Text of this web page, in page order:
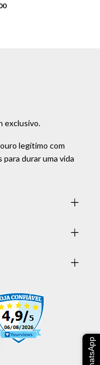
WhatsApp
exclusivo.
legítimo com
durar uma vida